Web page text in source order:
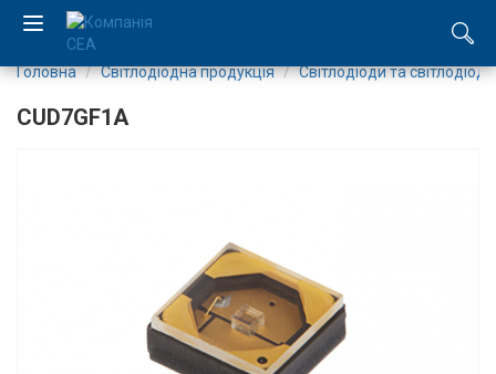
Виробництво
Послуги
Головна Світлодіодна продукція Світлодіоди та
CUD7GF1A